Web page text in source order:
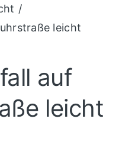
leicht
auf
leicht